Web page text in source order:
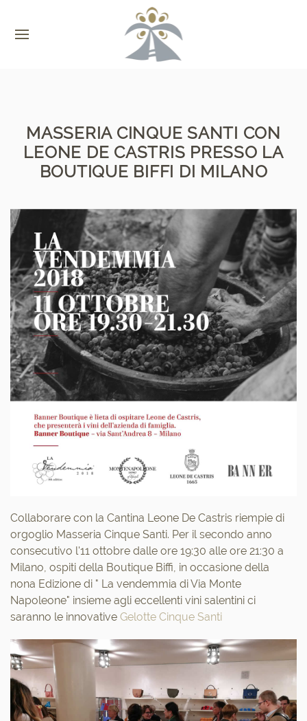
MASSERIA CINQUE SANTI CON
LEONE DE CASTRIS PRESSO LA
BOUTIQUE BIFFI DI MILANO
Collaborare con la Cantina Leone De Castris riempie di
orgoglio Masseria Cinque Santi. Per il secondo anno
consecutivo l'11 ottobre dalle ore 19:30 alle ore 21:30 a
Milano, ospiti della Boutique Biffi, in occasione della
nona Edizione di " La vendemmia di Via Monte
Napoleone" insieme agli eccellenti vini salentini ci
saranno le innovative Gelotte Cinque Santi